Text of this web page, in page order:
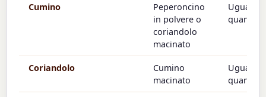
Cumino
Peperoncino
in polvere o
coriandolo
macinato
Uguale
quantità
Coriandolo
Cumino
macinato
Uguale
quantità